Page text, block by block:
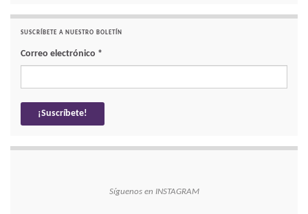
SUSCRÍBETE A NUESTRO BOLETÍN
Correo electrónico *
Síguenos en INSTAGRAM